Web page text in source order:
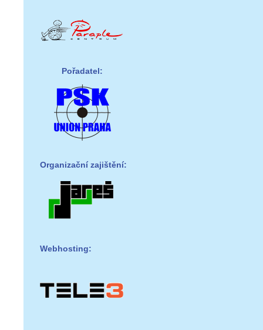
Pořadatel:
Organizační zajištění:
Webhosting: